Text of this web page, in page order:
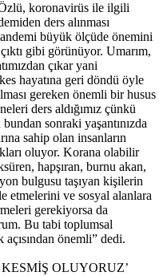
koronavirüs ile ilgili
ders alınması
büyük ölçüde önemini
gibi görünüyor. Umarım,
çıkar yani
hayatına geri döndü öyle
gereken önemli bir husus
ders aldığımız çünkü
bundan sonraki yaşantınızda
sahip olan insanların
oluyor. Korana olabilir
hapşıran, burnu akan,
bulgusu taşıyan kişilerin
etmelerini ve sosyal alanlara
gerekiyorsa da
Bu tabi toplumsal
açısından önemli” dedi.
OLUYORUZ’